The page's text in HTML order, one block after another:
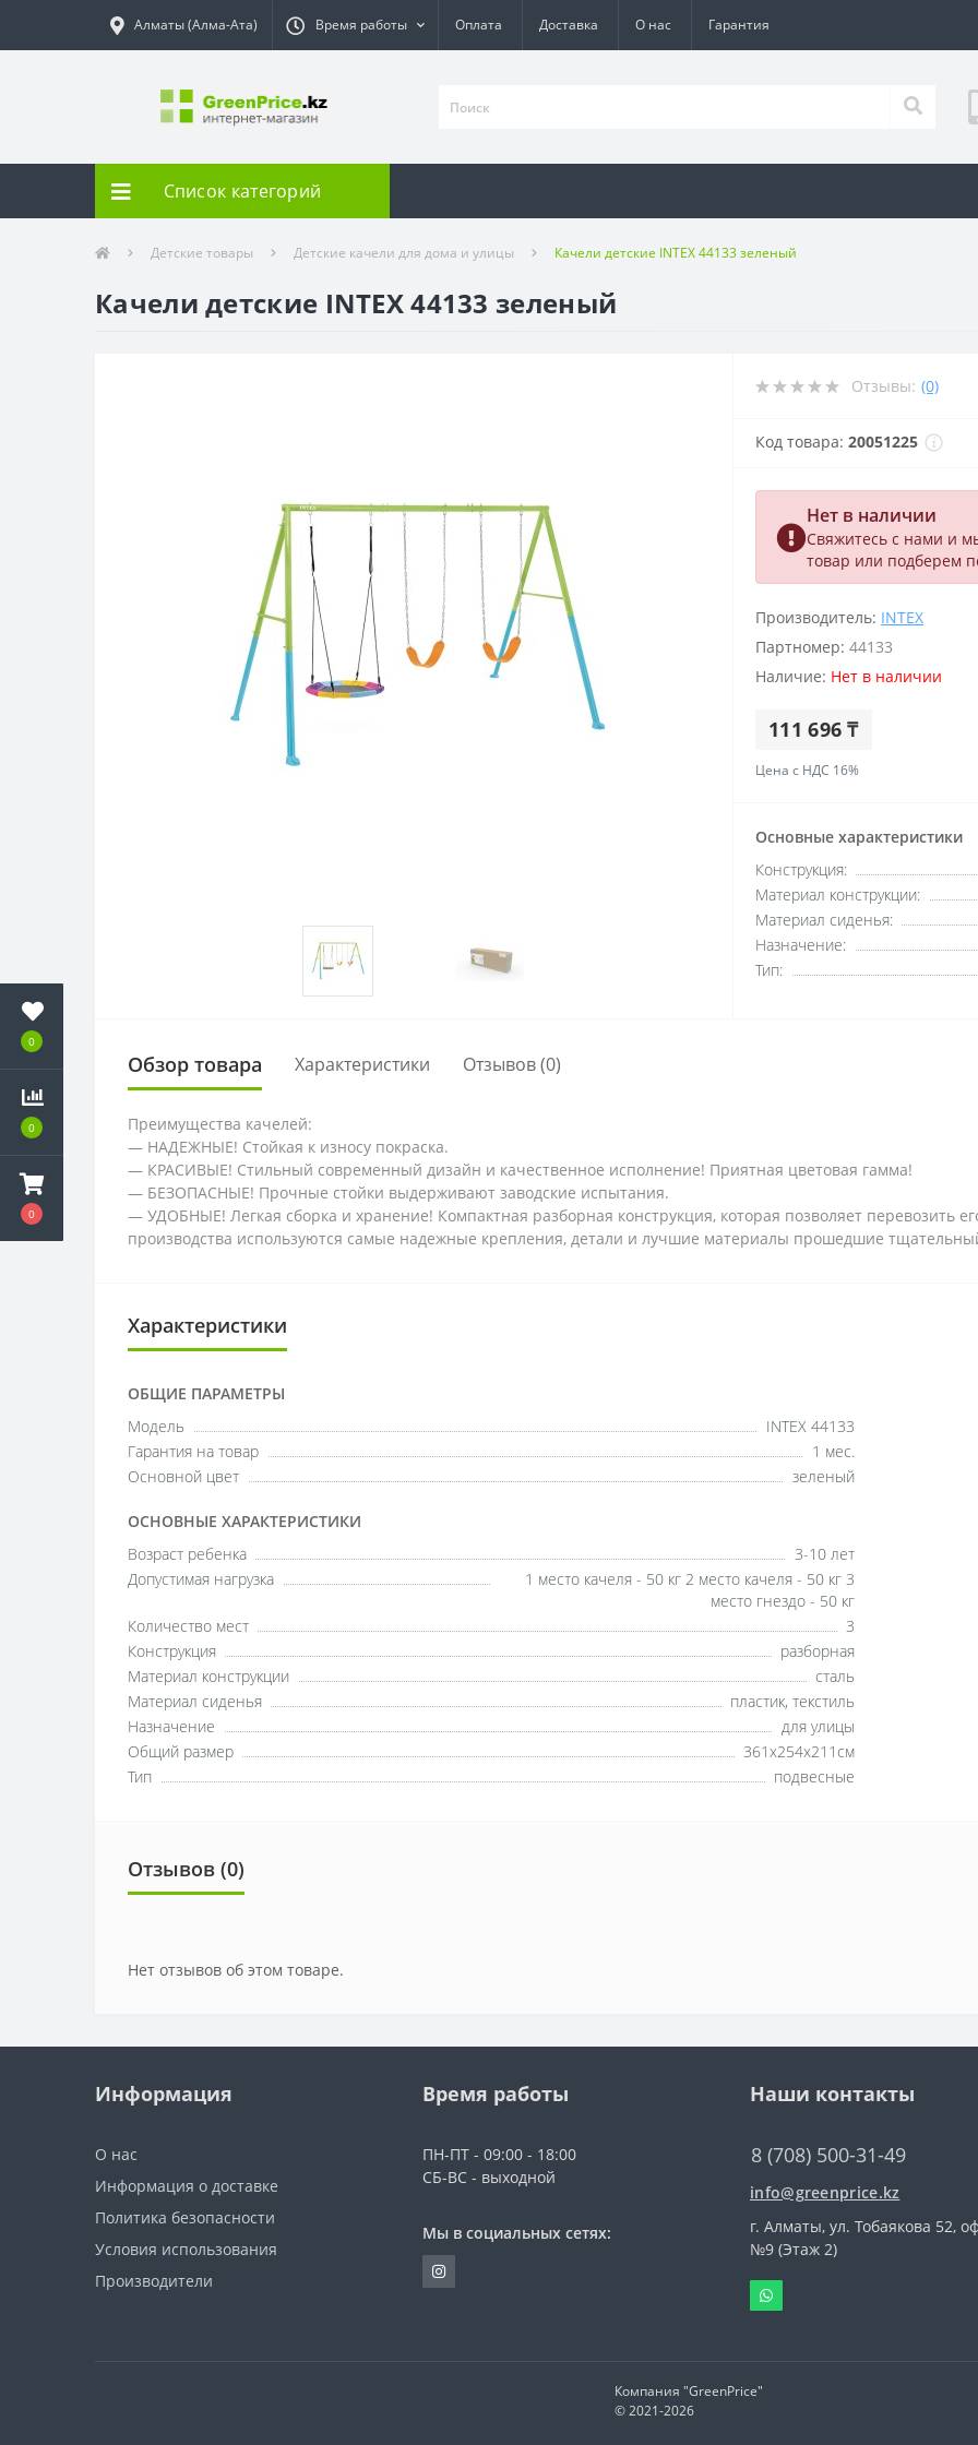
0
0
0
Алматы (Алма-Ата) Время работы Оплата Доставка О нас Гарантия
Список категорий
Детские товары Детские качели для дома и улицы Качели детские INTEX 44133 зеленый
Качели детские INTEX 44133 зеленый
Отзывы: (0)
Код товара: 20051225
Нет в наличии
Свяжитесь с нами и
товар или подберем
Производитель: INTEX
Партномер: 44133
Наличие: Нет в наличии
111 696 ₸
Цена с НДС 16%
Основные характеристики
Конструкция:
Материал конструкции:
Материал сиденья:
Назначение:
Тип:
Обзор товара Характеристики Отзывов (0)
Преимущества качелей:
— НАДЕЖНЫЕ! Стойкая к износу покраска.
— КРАСИВЫЕ! Стильный современный дизайн и качественное исполнение! Приятная цветовая гамма!
— БЕЗОПАСНЫЕ! Прочные стойки выдерживают заводские испытания.
— УДОБНЫЕ! Легкая сборка и хранение! Компактная разборная конструкция, которая позволяет перевозить
производства используются самые надежные крепления, детали и лучшие материалы прошедшие
Характеристики
ОБЩИЕ ПАРАМЕТРЫ
Модель
INTEX 44133
Гарантия на товар
1 мес.
Основной цвет
зеленый
ОСНОВНЫЕ ХАРАКТЕРИСТИКИ
Возраст ребенка
3-10 лет
Допустимая нагрузка
1 место качеля - 50 кг 2 место качеля - 50 кг 3
место гнездо - 50 кг
Количество мест
3
Конструкция
разборная
Материал конструкции
сталь
Материал сиденья
пластик, текстиль
Назначение
для улицы
Общий размер
361х254х211см
Тип
подвесные
Отзывов (0)
Нет отзывов об этом товаре.
Информация
О нас
Информация о доставке
Политика безопасности
Условия использования
Производители
Время работы
ПН-ПТ - 09:00 - 18:00
СБ-ВС - выходной
Мы в социальных сетях:
Наши контакты
8 (708) 500-31-49
info@greenprice.kz
г. Алматы, ул. Тобаякова 52,
№9 (Этаж 2)
Компания "GreenPrice"
© 2021-2026